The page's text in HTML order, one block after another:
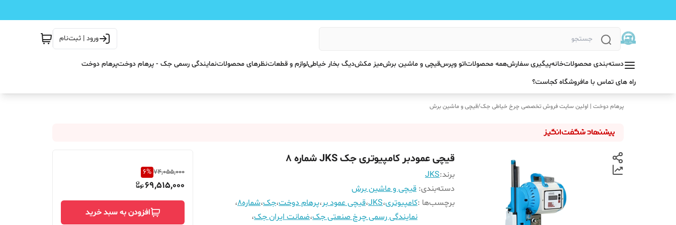
ورود | ثبت‌نام
دسته‌بندی محصولاتخانهپیگیری سفارشهمه محصولاتاتو وپرسقیچی و ماشین برشمیز مکشدیگ بخار خیاطیلوازم و قطعاتنظرهای محصولاتنمایندگی رسمی جک - پرهام دوختپرهام دوخت
راه های تماس با مافروشگاه کجاست؟
پرهام دوخت | اولین سایت فروش تخصصی چرخ خیاطی جک/قیچی و ماشین برش
قیچی عمودبر کامپیوتری جک JKS شماره ۸
برند:JKS
دسته‌بندی: قیچی و ماشین برش
برچسب‌ها :کامپیوتری،JKS،قیچی عمود بر،پرهام دوخت،جک،شماره8 ،
نمایندگی رسمی چرخ صنعتی جک،ضمانت ایران جک،
74,055,000
6%
69,515,000
افزودن به سبد خرید